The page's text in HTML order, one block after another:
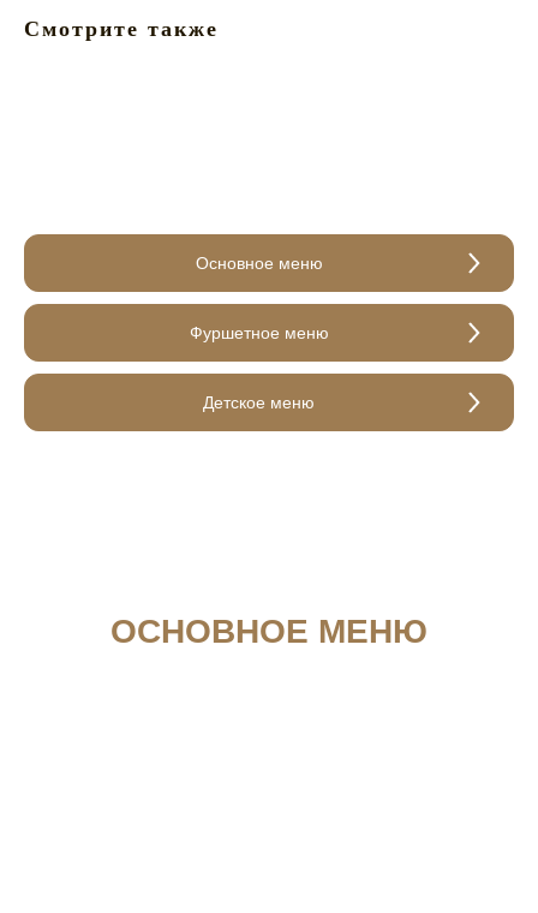
Смотрите также
Основное меню
Фуршетное меню
Детское меню
ОСНОВНОЕ МЕНЮ